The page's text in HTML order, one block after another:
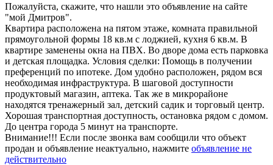
Пожалуйста, скажите, что нашли это объявление на сайте
"мой Дмитров".
Квартира расположена на пятом этаже, комната правильной
прямоугольной формы 18 кв.м с лоджией, кухня 6 кв.м. В
квартире заменены окна на ПВХ. Во дворе дома есть парковка
и детская площадка. Условия сделки: Помощь в получении
преференций по ипотеке. Дом удобно расположен, рядом вся
необходимая инфраструктура. В шаговой доступности
продуктовый магазин, аптека. Так же в микрорайоне
находятся тренажерный зал, детский садик и торговый центр.
Хорошая транспортная доступность, остановка рядом с домом.
До центра города 5 минут на транспорте.
Внимание!!! Если после звонка вам сообщили что объект
продан и объявление неактуально, нажмите объявление не
действительно